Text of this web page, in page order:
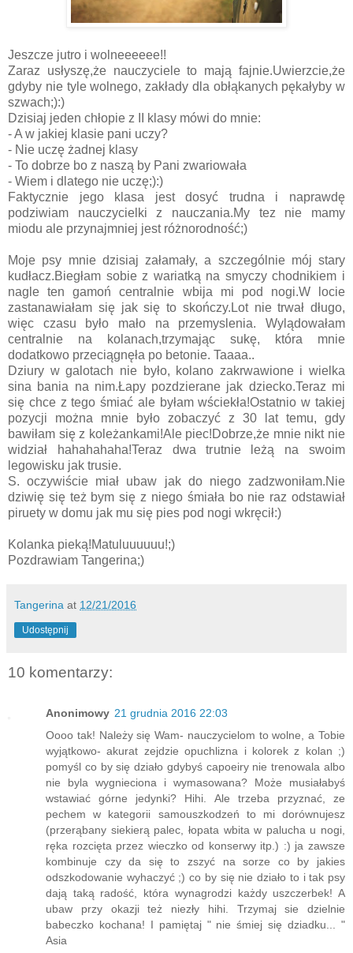
Jeszcze jutro i wolneeeeee!!
Zaraz usłyszę,że nauczyciele to mają fajnie.Uwierzcie,że
gdyby nie tyle wolnego, zakłady dla obłąkanych pękałyby w
szwach;):)
Dzisiaj jeden chłopie z II klasy mówi do mnie:
- A w jakiej klasie pani uczy?
- Nie uczę żadnej klasy
- To dobrze bo z naszą by Pani zwariowała
- Wiem i dlatego nie uczę;):)
Faktycznie jego klasa jest dosyć trudna i naprawdę
podziwiam nauczycielki z nauczania.My tez nie mamy
miodu ale przynajmniej jest różnorodność;)
Moje psy mnie dzisiaj załamały, a szczególnie mój stary
kudłacz.Biegłam sobie z wariatką na smyczy chodnikiem i
nagle ten gamoń centralnie wbija mi pod nogi.W locie
zastanawiałam się jak się to skończy.Lot nie trwał długo,
więc czasu było mało na przemyslenia. Wylądowałam
centralnie na kolanach,trzymając sukę, która mnie
dodatkowo przeciągnęła po betonie. Taaaa..
Dziury w galotach nie było, kolano zakrwawione i wielka
sina bania na nim.Łapy pozdzierane jak dziecko.Teraz mi
się chce z tego śmiać ale byłam wściekła!Ostatnio w takiej
pozycji można mnie było zobaczyć z 30 lat temu, gdy
bawiłam się z koleżankami!Ale piec!Dobrze,że mnie nikt nie
widział hahahahaha!Teraz dwa trutnie leżą na swoim
legowisku jak trusie.
S. oczywiście miał ubaw jak do niego zadzwoniłam.Nie
dziwię się też bym się z niego śmiała bo nie raz odstawiał
piruety w domu jak mu się pies pod nogi wkręcił:)
Kolanka pieką!Matuluuuuuu!;)
Pozdrawiam Tangerina;)
Tangerina at 12/21/2016
Udostępnij
10 komentarzy:
Anonimowy 21 grudnia 2016 22:03
Oooo tak! Należy się Wam- nauczycielom to wolne, a Tobie
wyjątkowo- akurat zejdzie opuchlizna i kolorek z kolan ;)
pomyśl co by się działo gdybyś capoeiry nie trenowala albo
nie byla wygnieciona i wymasowana? Może musiałabyś
wstawiać górne jedynki? Hihi. Ale trzeba przyznać, ze
pechem w kategorii samouszkodzeń to mi dorównujesz
(przerąbany siekierą palec, łopata wbita w palucha u nogi,
ręka rozcięta przez wieczko od konserwy itp.) :) ja zawsze
kombinuje czy da się to zszyć na sorze co by jakies
odszkodowanie wyhaczyć ;) co by się nie działo to i tak psy
dają taką radość, która wynagrodzi każdy uszczerbek! A
ubaw przy okazji też niezły hihi. Trzymaj sie dzielnie
babeczko kochana! I pamiętaj " nie śmiej się dziadku... "
Asia